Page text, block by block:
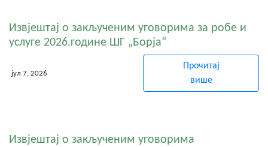
Извјештај о закљученим уговорима за робе и
услуге 2026.године ШГ „Борја“
јул 7, 2026
Прочитај
више
Извјештај о закљученим уговорима